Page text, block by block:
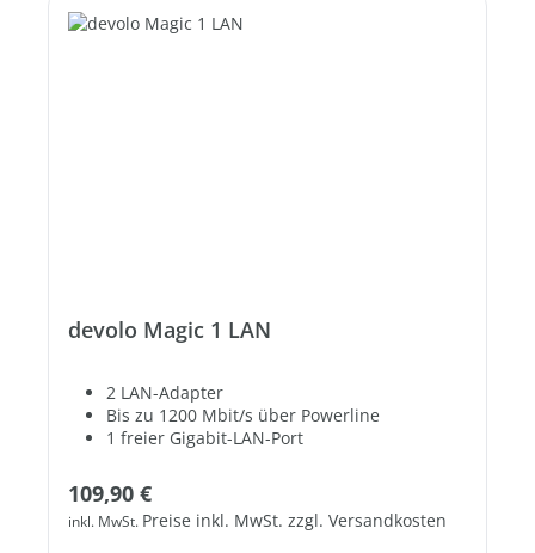
devolo Magic 1 LAN
2 LAN-Adapter
Bis zu 1200 Mbit/s über Powerline
1 freier Gigabit-LAN-Port
Regulärer Preis:
109,90 €
inkl. MwSt. Preise inkl. MwSt. zzgl. Versandkosten